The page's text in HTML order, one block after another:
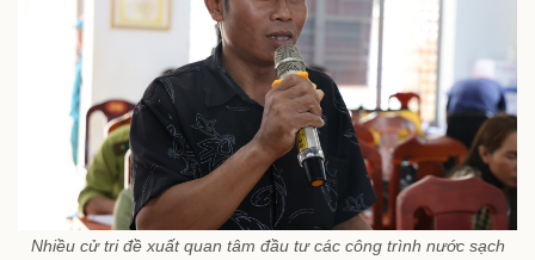
Nhiều cử tri đề xuất quan tâm đầu tư các công trình nước sạch